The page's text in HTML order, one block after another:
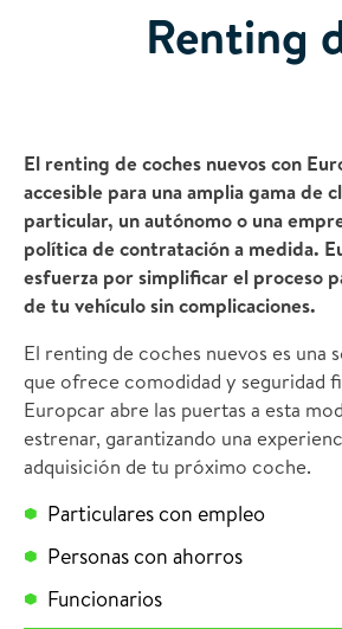
Renting
El renting de coches nuevos con
accesible para una amplia gama de
particular, un autónomo o una
política de contratación a medida.
esfuerza por simplificar el proceso
de tu vehículo sin complicaciones.
El renting de coches nuevos es una
que ofrece comodidad y seguridad
Europcar abre las puertas a esta
estrenar, garantizando una
adquisición de tu próximo coche.
Particulares con empleo
Personas con ahorros
Funcionarios